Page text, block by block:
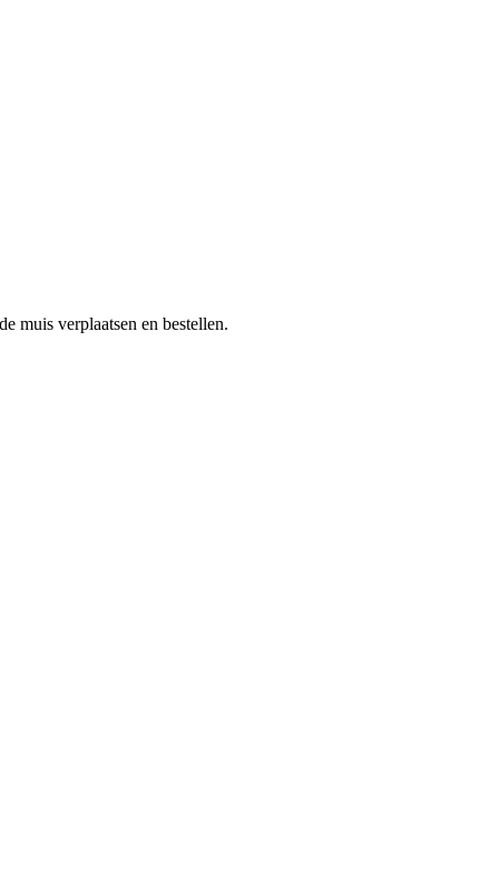
muis verplaatsen en bestellen.